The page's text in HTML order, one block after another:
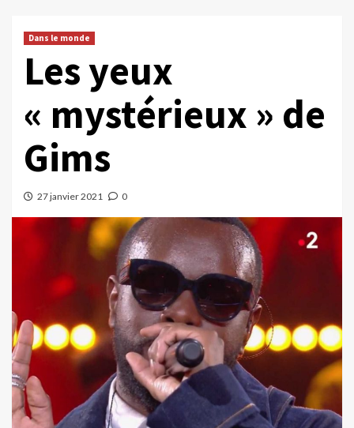
Dans le monde
Les yeux
« mystérieux » de
Gims
27 janvier 2021 0